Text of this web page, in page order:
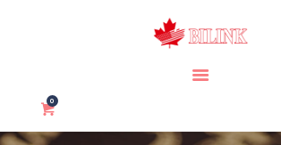
0
关于我们